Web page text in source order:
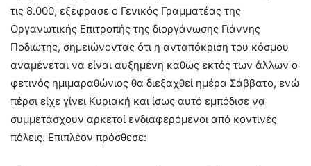
τις 8.000, εξέφρασε ο Γενικός Γραμματέας της
Οργανωτικής Επιτροπής της διοργάνωσης Γιάννης
Ποδιώτης, σημειώνοντας ότι η ανταπόκριση του κόσμου
αναμένεται να είναι αυξημένη καθώς εκτός των άλλων ο
φετινός ημιμαραθώνιος θα διεξαχθεί ημέρα Σάββατο, ενώ
πέρσι είχε γίνει Κυριακή και ίσως αυτό εμπόδισε να
συμμετάσχουν αρκετοί ενδιαφερόμενοι από κοντινές
πόλεις. Επιπλέον πρόσθεσε: